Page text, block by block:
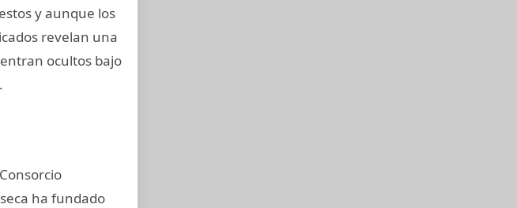
y aunque los
revelan una
ocultos bajo
ha fundado